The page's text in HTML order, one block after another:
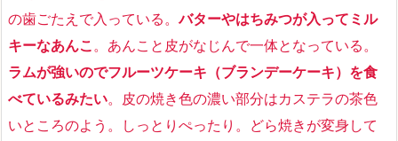
の歯ごたえで入っている。バターやはちみつが入ってミル
キーなあんこ 。あんこと皮がなじんで一体となっている。
ラムが強いのでフルーツケーキ（ブランデーケーキ）を食
べているみたい。皮の焼き色の濃い部分はカステラの茶色
いところのよう。しっとりぺったり。どら焼きが変身して